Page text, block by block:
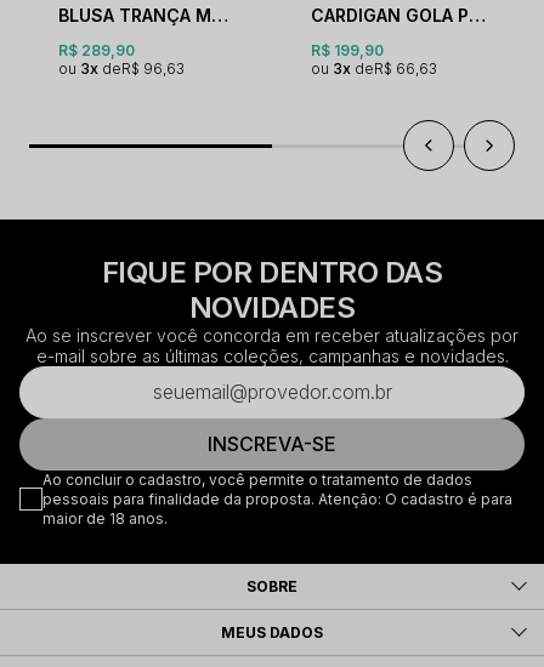
BLUSA TRANÇA MEIO ZÍPER ESTONADA
R$ 289,90
3x
R$ 96,63
CARDIGAN GOLA POLO
R$ 199,90
3x
R$ 66,63
FIQUE POR DENTRO DAS
NOVIDADES
Ao se inscrever você concorda em receber atualizações por
e-mail sobre as últimas coleções, campanhas e novidades.
INSCREVA-SE
Ao concluir o cadastro, você permite o tratamento de dados
pessoais para finalidade da proposta. Atenção: O cadastro é para
maior de 18 anos.
SOBRE
MEUS DADOS